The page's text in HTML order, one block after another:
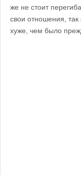
же не стоит
свои отношения,
хуже, чем было